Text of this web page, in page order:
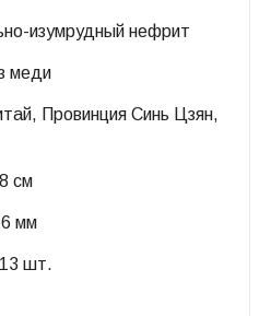
изумрудный нефрит
меди
Провинция Синь Цзян,
см
мм
13 шт.